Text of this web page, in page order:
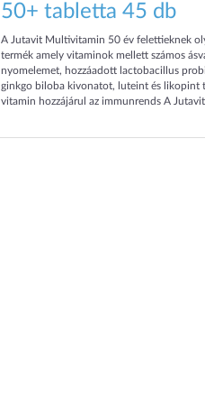
50+ tabletta 45 db
A Jutavit Multivitamin 50 év felettieknek
termék amely vitaminok mellett számos
nyomelemet, hozzáadott lactobacillus
ginkgo biloba kivonatot, luteint és likopint
vitamin hozzájárul az immunrends A